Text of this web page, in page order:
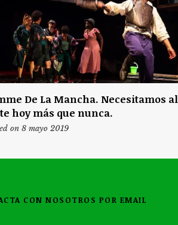
De La Mancha. Necesitamos al
hoy más que nunca.
on 8 mayo 2019
CON NOSOTROS POR EMAIL